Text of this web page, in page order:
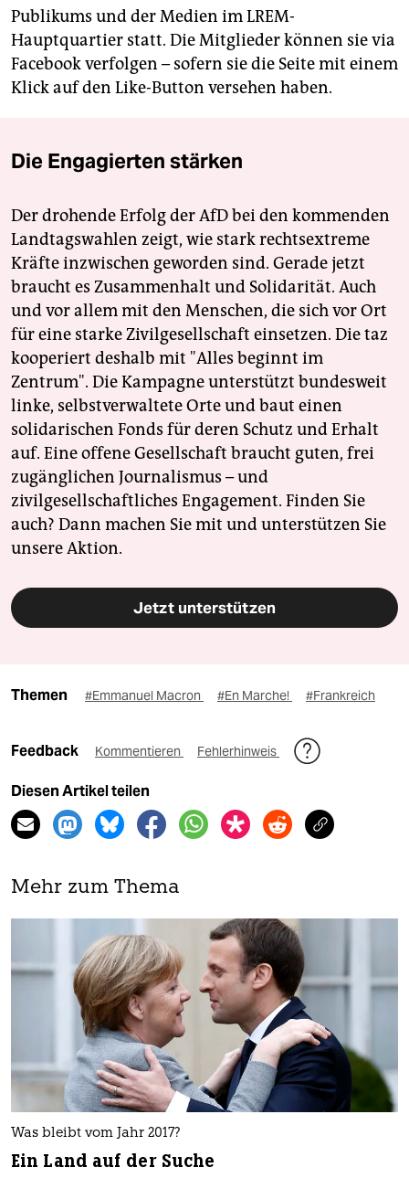
Publikums und der Medien im LREM-
Hauptquartier statt. Die Mitglieder können sie via
Facebook verfolgen – sofern sie die Seite mit einem
Klick auf den Like-Button versehen haben.
Die Engagierten stärken
Der drohende Erfolg der AfD bei den kommenden
Landtagswahlen zeigt, wie stark rechtsextreme
Kräfte inzwischen geworden sind. Gerade jetzt
braucht es Zusammenhalt und Solidarität. Auch
und vor allem mit den Menschen, die sich vor Ort
für eine starke Zivilgesellschaft einsetzen. Die taz
kooperiert deshalb mit "Alles beginnt im
Zentrum". Die Kampagne unterstützt bundesweit
linke, selbstverwaltete Orte und baut einen
solidarischen Fonds für deren Schutz und Erhalt
auf. Eine offene Gesellschaft braucht guten, frei
zugänglichen Journalismus – und
zivilgesellschaftliches Engagement. Finden Sie
auch? Dann machen Sie mit und unterstützen Sie
unsere Aktion.
Jetzt unterstützen
Themen #Emmanuel Macron #En Marche! #Frankreich
Feedback Kommentieren Fehlerhinweis
Diesen Artikel teilen
Mehr zum Thema
Was bleibt vom Jahr 2017?
Ein Land auf der Suche